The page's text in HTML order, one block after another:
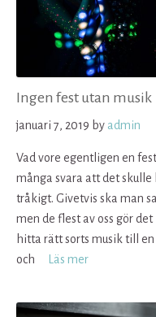
Ingen fest utan musik
januari 7, 2019 by admin
Vad vore egentligen en
många svara att det
tråkigt. Givetvis ska man
men de flest av oss gör
hitta rätt sorts musik till
och
Läs mer